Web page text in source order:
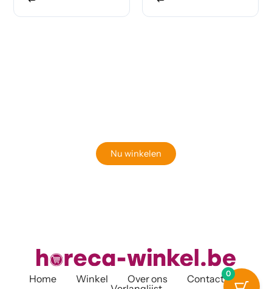
Nu winkelen
Home Winkel Over ons
Contact 0